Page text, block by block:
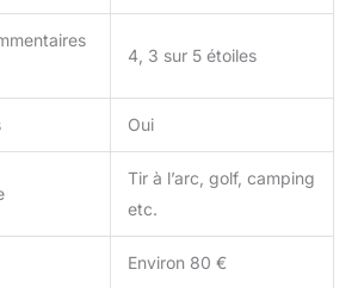
4, 3 sur 5 étoiles
Oui
Tir à l’arc, golf, camping
etc.
Environ 80 €